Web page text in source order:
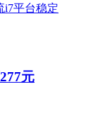
元